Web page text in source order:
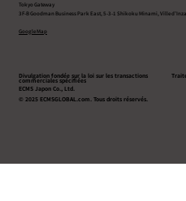
Tokyo Gateway
3F-B Goodman Business Park East, 5-3-1 Shikoku Minami, Ville
Google Map
Divulgation fondée sur la loi sur les transactions
commerciales spécifiées
ECMS Japon Co., Ltd.
© 2025 ECMSGLOBAL.com. Tous droits réservés.